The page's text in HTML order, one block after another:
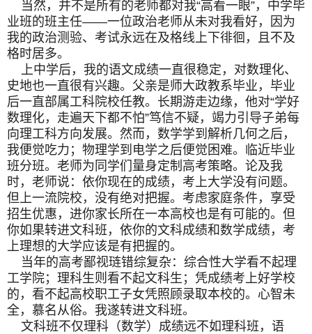
当然，并不是所有的老师都对我“高看一眼”，中学毕
业班的班主任——一位政治老师从未对我看好，因为
我的政治测验、考试永远在及格线上下徘徊，且不及
格时居多。
上中学后，我的语文成绩一直很稳定，对数理化、
史地也一直很有兴趣。父亲是师大政教系毕业，毕业
后一直部属工科院校任教。长期游走边缘，他对“学好
数理化，走遍天下都不怕”笃信不疑，竭力引导子弟每
向理工科方向发展。然而，数学学到解析几何之后，
我便觉吃力；物理学到电学之后便觉困难。临近毕业
班分班。老师为同学们量身定制高考策略。论及我
时，老师说：依你现在的成绩，考上大学没有问题。
但上一流院校，没有绝对把握。考虑家庭条件，享受
招生优惠，进你家长所在一本高校也是有可能的。但
你如果转进文科班，依你的文科成绩和数学成绩，考
上理想的大学应该是有把握的。
当年的高考鄙视琏错综复杂：综合性大学看不起理
工学院；理科生则看不起文科生；凭成绩考上好学校
的，看不起高校职工子女凭照顾录取本校的。心智未
全，慕名从俗。我遂转进文科班。
文科班不仅理科（数学）成绩远不如理科班，语